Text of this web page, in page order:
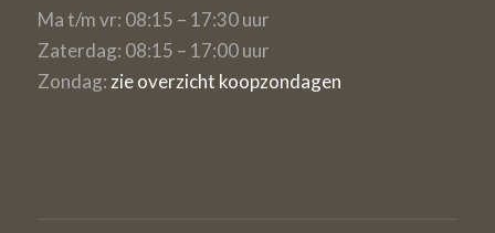
Ma t/m vr: 08:15 – 17:30 uur
Zaterdag: 08:15 – 17:00 uur
Zondag: zie overzicht koopzondagen